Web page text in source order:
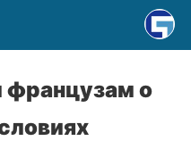
французам о